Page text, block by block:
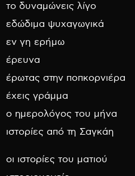
το δυναμώνεις λίγο
εδώδιμα ψυχαγωγικά
εν γη ερήμω
έρευνα
έρωτας στην ποπκορνιέρα
έχεις γράμμα
ο ημερολόγος του μήνα
ιστορίες από τη Σαγκάη
οι ιστορίες του ματιού